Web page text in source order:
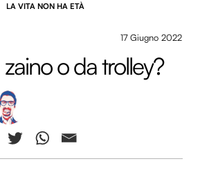
LA VITA NON HA ETÀ
17 Giugno 2022
o da trolley?